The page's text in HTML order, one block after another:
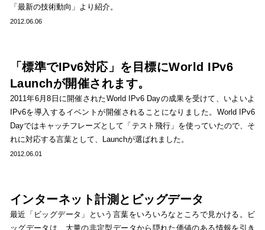
「最新の技術動向」より紹介。
2012.06.06
「標準でIPv6対応」を目標にWorld IPv6
Launchが開催されます。
2011年6月8日に開催されたWorld IPv6 Dayの成果を受けて、いよいよ
IPv6を導入するイベントが開催されることになりました。World IPv6
Dayではキャッチフレーズとして「テスト飛行」を使っていたので、そ
れに対応する言葉として、Launchが選ばれました。
2012.06.01
インターネット計測とビッグデータ
最近「ビッグデータ」という言葉をいろいろなところで見かける。ビ
ッグデータは、大量の非定型データから隠れた価値のある情報を引き